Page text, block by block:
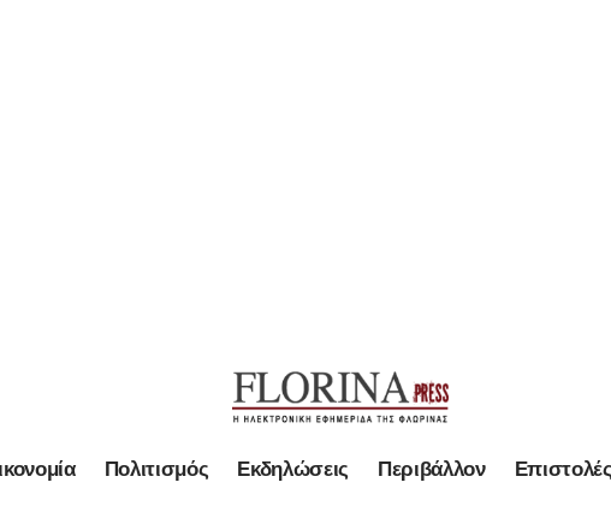
Πολιτισμός Εκδηλώσεις Περιβάλλον